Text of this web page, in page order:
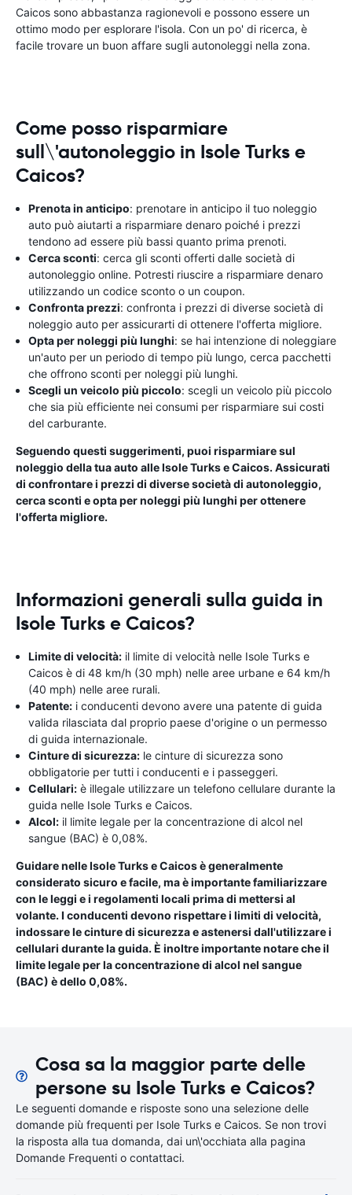
Caicos sono abbastanza ragionevoli e possono essere un
ottimo modo per esplorare l'isola. Con un po' di ricerca, è
facile trovare un buon affare sugli autonoleggi nella zona.
Come posso risparmiare
sull\'autonoleggio in Isole Turks e
Caicos?
Prenota in anticipo: prenotare in anticipo il tuo noleggio
auto può aiutarti a risparmiare denaro poiché i prezzi
tendono ad essere più bassi quanto prima prenoti.
Cerca sconti: cerca gli sconti offerti dalle società di
autonoleggio online. Potresti riuscire a risparmiare denaro
utilizzando un codice sconto o un coupon.
Confronta prezzi: confronta i prezzi di diverse società di
noleggio auto per assicurarti di ottenere l'offerta migliore.
Opta per noleggi più lunghi: se hai intenzione di noleggiare
un'auto per un periodo di tempo più lungo, cerca pacchetti
che offrono sconti per noleggi più lunghi.
Scegli un veicolo più piccolo: scegli un veicolo più piccolo
che sia più efficiente nei consumi per risparmiare sui costi
del carburante.
Seguendo questi suggerimenti, puoi risparmiare sul
noleggio della tua auto alle Isole Turks e Caicos. Assicurati
di confrontare i prezzi di diverse società di autonoleggio,
cerca sconti e opta per noleggi più lunghi per ottenere
l'offerta migliore.
Informazioni generali sulla guida in
Isole Turks e Caicos?
Limite di velocità: il limite di velocità nelle Isole Turks e
Caicos è di 48 km/h (30 mph) nelle aree urbane e 64 km/h
(40 mph) nelle aree rurali.
Patente: i conducenti devono avere una patente di guida
valida rilasciata dal proprio paese d'origine o un permesso
di guida internazionale.
Cinture di sicurezza: le cinture di sicurezza sono
obbligatorie per tutti i conducenti e i passeggeri.
Cellulari: è illegale utilizzare un telefono cellulare durante la
guida nelle Isole Turks e Caicos.
Alcol: il limite legale per la concentrazione di alcol nel
sangue (BAC) è 0,08%.
Guidare nelle Isole Turks e Caicos è generalmente
considerato sicuro e facile, ma è importante familiarizzare
con le leggi e i regolamenti locali prima di mettersi al
volante. I conducenti devono rispettare i limiti di velocità,
indossare le cinture di sicurezza e astenersi dall'utilizzare i
cellulari durante la guida. È inoltre importante notare che il
limite legale per la concentrazione di alcol nel sangue
(BAC) è dello 0,08%.
Cosa sa la maggior parte delle
persone su Isole Turks e Caicos?
Le seguenti domande e risposte sono una selezione delle
domande più frequenti per Isole Turks e Caicos. Se non trovi
la risposta alla tua domanda, dai un\'occhiata alla pagina
Domande Frequenti o contattaci.